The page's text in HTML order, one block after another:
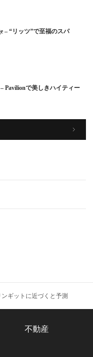
– “リッツ”で至福のスパ
Pavilionで美しきハイティー
ギットに近づくと予測
不動産